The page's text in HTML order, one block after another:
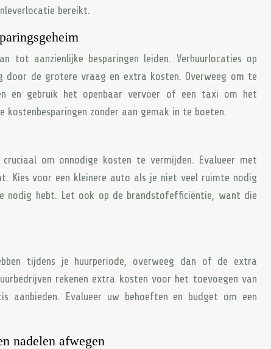
bereikt.
tot aanzienlijke besparingen leiden. Verhuurlocaties op
door de grotere vraag en extra kosten. Overweeg om te
en gebruik het openbaar vervoer of een taxi om het
zonder aan gemak in te boeten.
om onnodige kosten te vermijden. Evalueer met
Kies voor een kleinere auto als je niet veel ruimte nodig
hebt. Let ook op de brandstofefficiëntie, want die
tijdens je huurperiode, overweeg dan of de extra
rekenen extra kosten voor het toevoegen van
aanbieden. Evalueer uw behoeften en budget om een
nadelen afwegen